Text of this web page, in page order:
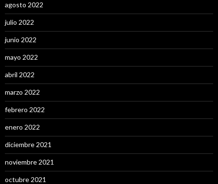
agosto 2022
julio 2022
junio 2022
mayo 2022
abril 2022
marzo 2022
febrero 2022
enero 2022
diciembre 2021
noviembre 2021
octubre 2021